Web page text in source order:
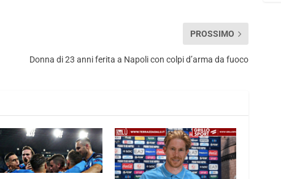
PROSSIMO
Donna di 23 anni ferita a Napoli con colpi d’arma da fuoco